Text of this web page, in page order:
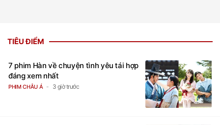
TIÊU ĐIỂM
7 phim Hàn về chuyện tình yêu tái hợp
đáng xem nhất
PHIM CHÂU Á 3 giờ trước